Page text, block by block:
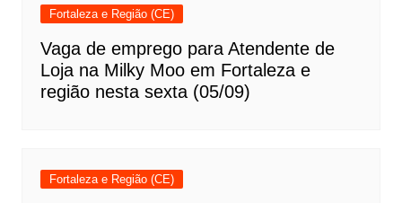
Fortaleza e Região (CE)
Vaga de emprego para Atendente de
Loja na Milky Moo em Fortaleza e
região nesta sexta (05/09)
Fortaleza e Região (CE)